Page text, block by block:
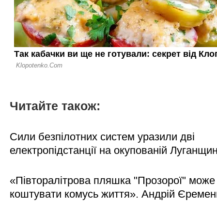
Читайте також:
Сили безпілотних систем уразили дві
електропідстанції на окупованій
«Півторалітрова пляшка "Прозорої" може
коштувати комусь життя». Андрій